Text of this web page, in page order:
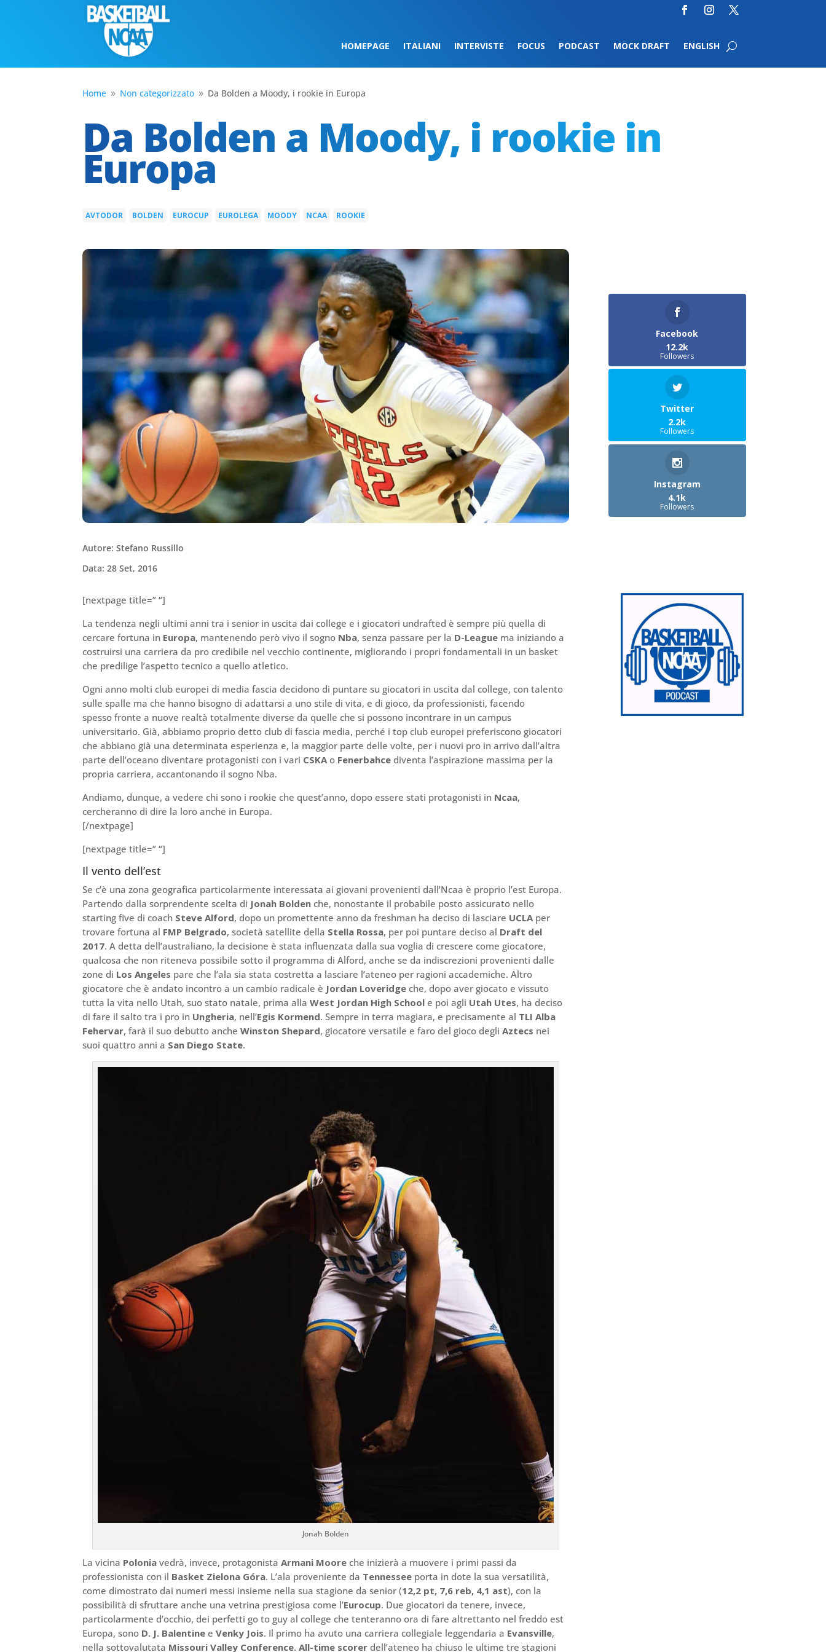
HOMEPAGE ITALIANI INTERVISTE FOCUS PODCAST MOCK DRAFT ENGLISH
Home 9 Non categorizzato 9 Da Bolden a Moody, i rookie in Europa
Da Bolden a Moody, i rookie in
Europa
AVTODOR BOLDEN EUROCUP EUROLEGA MOODY NCAA ROOKIE
Autore: Stefano Russillo
Data: 28 Set, 2016
[nextpage title=” “]
La tendenza negli ultimi anni tra i senior in uscita dai college e i giocatori undrafted è sempre più quella di
cercare fortuna in Europa, mantenendo però vivo il sogno Nba, senza passare per la D-League ma iniziando a
costruirsi una carriera da pro credibile nel vecchio continente, migliorando i propri fondamentali in un basket
che predilige l’aspetto tecnico a quello atletico.
Ogni anno molti club europei di media fascia decidono di puntare su giocatori in uscita dal college, con talento
sulle spalle ma che hanno bisogno di adattarsi a uno stile di vita, e di gioco, da professionisti, facendo
spesso fronte a nuove realtà totalmente diverse da quelle che si possono incontrare in un campus
universitario. Già, abbiamo proprio detto club di fascia media, perché i top club europei preferiscono giocatori
che abbiano già una determinata esperienza e, la maggior parte delle volte, per i nuovi pro in arrivo dall’altra
parte dell’oceano diventare protagonisti con i vari CSKAo Fenerbahce diventa l’aspirazione massima per la
propria carriera, accantonando il sogno Nba.
Andiamo, dunque, a vedere chi sono i rookie che quest’anno, dopo essere stati protagonisti in Ncaa,
cercheranno di dire la loro anche in Europa.
[/nextpage]
[nextpage title=” “]
Il vento dell’est
Se c’è una zona geografica particolarmente interessata ai giovani provenienti dall’Ncaa è proprio l’est Europa.
Partendo dalla sorprendente scelta di Jonah Bolden che, nonostante il probabile posto assicurato nello
starting five di coach Steve Alford, dopo un promettente anno da freshman ha deciso di lasciare UCLAper
trovare fortuna al FMP Belgrado, società satellite della Stella Rossa, per poi puntare deciso al Draft del
2017. A detta dell’australiano, la decisione è stata influenzata dalla sua voglia di crescere come giocatore,
qualcosa che non riteneva possibile sotto il programma di Alford, anche se da indiscrezioni provenienti dalle
zone di Los Angeles pare che l’ala sia stata costretta a lasciare l’ateneo per ragioni accademiche. Altro
giocatore che è andato incontro a un cambio radicale è Jordan Loveridge che, dopo aver giocato e vissuto
tutta la vita nello Utah, suo stato natale, prima allaWest Jordan High School e poi agli Utah Utes, ha deciso
di fare il salto tra i pro in Ungheria, nell’Egis Kormend. Sempre in terra magiara, e precisamente al TLI Alba
Fehervar, farà il suo debutto ancheWinston Shepard, giocatore versatile e faro del gioco degliAztecs nei
suoi quattro anni a San Diego State.
Jonah Bolden
La vicina Polonia vedrà, invece, protagonistaArmani Moore che inizierà a muovere i primi passi da
professionista con il Basket Zielona Góra. L’ala proveniente da Tennessee porta in dote la sua versatilità,
come dimostrato dai numeri messi insieme nella sua stagione da senior (12,2 pt, 7,6 reb, 4,1 ast), con la
possibilità di sfruttare anche una vetrina prestigiosa come l’Eurocup. Due giocatori da tenere, invece,
particolarmente d’occhio, dei perfetti go to guy al college che tenteranno ora di fare altrettanto nel freddo est
Europa, sono D. J. Balentine eVenky Jois. Il primo ha avuto una carriera collegiale leggendaria a Evansville,
nella sottovalutata Missouri Valley Conference.All-time scorer dell’ateneo ha chiuso le ultime tre stagioni
Facebook
12.2k
Followers
Twitter
2.2k
Followers
Instagram
4.1k
Followers